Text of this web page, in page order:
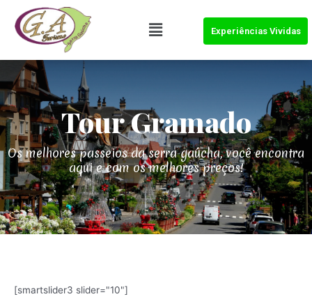
Experiências Vividas
TourGramado
Os melhores passeios da serra gaúcha, você encontra
aqui e com os melhores preços!
[smartslider3 slider="10"]